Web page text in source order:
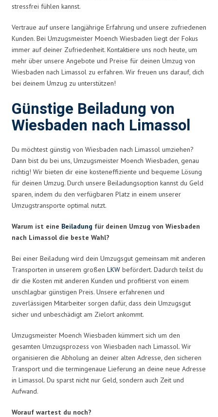
stressfrei fühlen kannst.
Vertraue auf unsere langjährige Erfahrung und unsere zufriedenen
Kunden. Bei Umzugsmeister Moench Wiesbaden liegt der Fokus
immer auf deiner Zufriedenheit. Kontaktiere uns noch heute, um
mehr über unsere Angebote und Preise für deinen Umzug von
Wiesbaden nach Limassol zu erfahren. Wir freuen uns darauf, dich
bei deinem Umzug zu unterstützen!
Günstige Beiladung von
Wiesbaden nach Limassol
Du möchtest günstig von Wiesbaden nach Limassol umziehen?
Dann bist du bei uns, Umzugsmeister Moench Wiesbaden, genau
richtig! Wir bieten dir eine kosteneffiziente und bequeme Lösung
für deinen Umzug. Durch unsere Beiladungsoption kannst du Geld
sparen, indem du den verfügbaren Platz in einem unserer
Umzugstransporte optimal nutzt.
Warum ist eine Beiladung für deinen Umzug von Wiesbaden
nach Limassol die beste Wahl?
Bei einer Beiladung wird dein Umzugsgut gemeinsam mit anderen
Transporten in unserem großen LKW befördert. Dadurch teilst du
dir die Kosten mit anderen Kunden und profitierst von einem
unschlagbar günstigen Preis. Unsere erfahrenen und
zuverlässigen Mitarbeiter sorgen dafür, dass dein Umzugsgut
sicher und unbeschädigt am Zielort ankommt.
Umzugsmeister Moench Wiesbaden kümmert sich um den
gesamten Umzugsprozess von Wiesbaden nach Limassol. Wir
organisieren die Abholung an deiner alten Adresse, den sicheren
Transport und die termingenaue Lieferung an deine neue Adresse
in Limassol. Du sparst nicht nur Geld, sondern auch Zeit und
Aufwand.
Worauf wartest du noch?